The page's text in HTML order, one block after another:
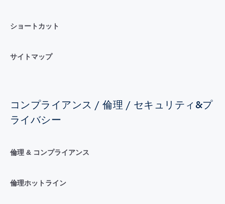
ショートカット
サイトマップ
コンプライアンス / 倫理 / セキュリティ&プ
ライバシー
倫理 & コンプライアンス
倫理ホットライン